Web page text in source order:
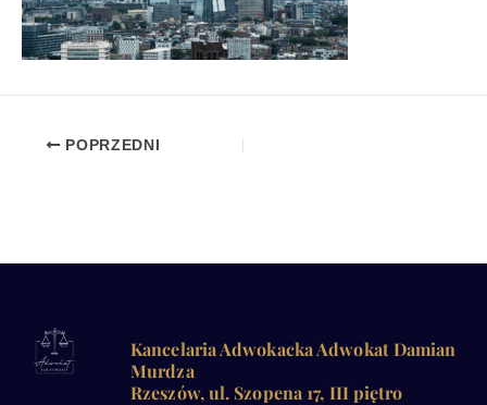
POPRZEDNI
Kancelaria Adwokacka Adwokat Damian
Murdza
Rzeszów, ul. Szopena 17, III piętro